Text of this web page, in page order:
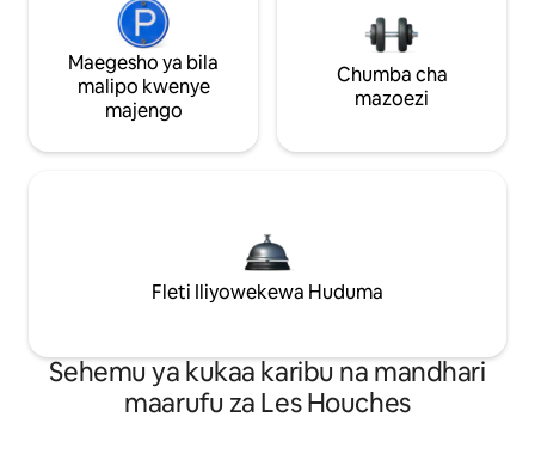
Maegesho ya bila
malipo kwenye
majengo
Chumba cha
mazoezi
Fleti Iliyowekewa Huduma
Sehemu ya kukaa karibu na mandhari
maarufu za Les Houches